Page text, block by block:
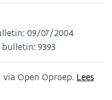
09/07/2004
9393
Open Oproep. Lees